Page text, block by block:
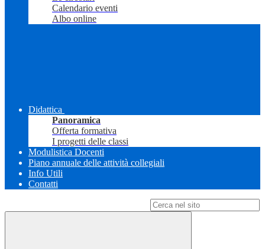
Calendario eventi
Albo online
Didattica
Panoramica
Offerta formativa
I progetti delle classi
Modulistica Docenti
Piano annuale delle attività collegiali
Info Utili
Contatti